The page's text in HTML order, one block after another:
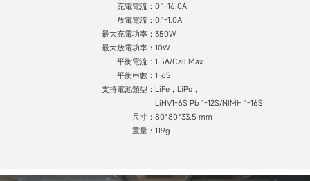
充電電流： 0.1-16.0A
放電電流： 0.1-1.0A
最大充電功率： 350W
最大放電功率： 10W
平衡電流： 1.5A/Call Max
平衡串數： 1-6S
支持電池類型： LiFe，LiPo，
LiHV1-6S Pb 1-12S/NIMH 1-16S
尺寸： 80*80*33.5 mm
重量： 119g